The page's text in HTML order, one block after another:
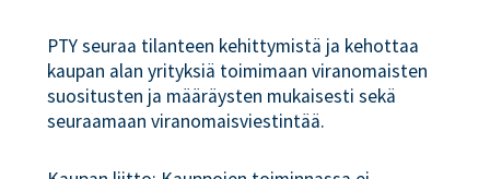
PTY seuraa tilanteen kehittymistä ja kehottaa
kaupan alan yrityksiä toimimaan viranomaisten
suositusten ja määräysten mukaisesti sekä
seuraamaan viranomaisviestintää.